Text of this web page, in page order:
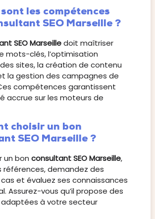
les compétences
SEO Marseille ?
SEO Marseilledoit maîtriser
mots-clés, l’optimisation
sites, la création de contenu
la gestion des campagnes de
compétences garantissent
accrue sur les moteurs de
choisir un bon
SEO Marseille ?
un bon consultant SEO Marseille,
références, demandez des
et évaluez ses connaissances
Assurez-vous qu’il propose des
à votre secteur